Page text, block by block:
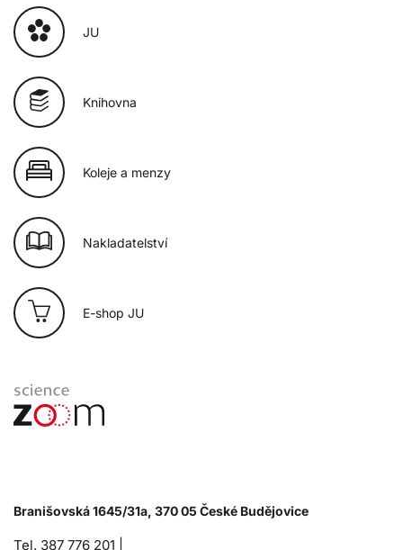
JU
Knihovna
Koleje a menzy
Nakladatelství
E-shop JU
Branišovská 1645/31a, 370 05 České Budějovice
Tel. 387 776 201 |